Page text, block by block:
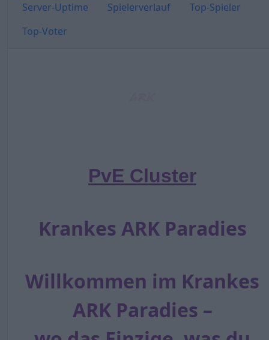
Server-Uptime
Spielerverlauf
Top-Spieler
Top-Voter
PvE Cluster
Krankes ARK Paradies
Willkommen im Krankes
ARK Paradies –